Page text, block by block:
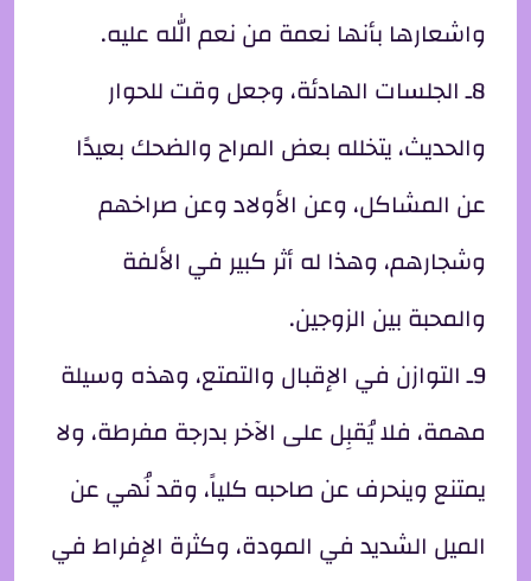
واشعارها بأنها نعمة من نعم الله عليه.
8ـ الجلسات الهادئة، وجعل وقت للحوار
والحديث، يتخلله بعض المراح والضحك بعيدًا
عن المشاكل، وعن الأولاد وعن صراخهم
وشجارهم، وهذا له أثر كبير في الألفة
والمحبة بين الزوجين.
9ـ التوازن في الإقبال والتمتع، وهذه وسيلة
مهمة، فلا يُقبِل على الآخر بدرجة مفرطة، ولا
يمتنع وينحرف عن صاحبه كلياً، وقد نُهي عن
الميل الشديد في المودة، وكثرة الإفراط في